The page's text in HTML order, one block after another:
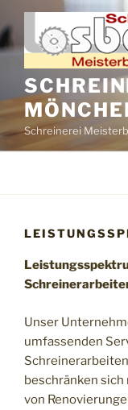
Zum
Inhalt
springen
Schreinerei
Unser
umfassenden
beschränken
von